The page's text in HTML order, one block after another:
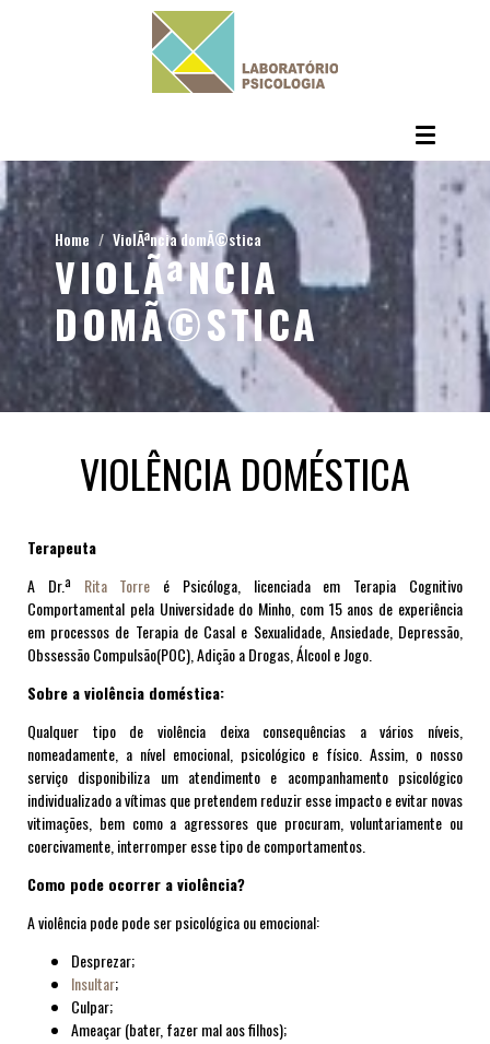
Home ViolÃªncia domÃ©stica
VIOLÃªNCIA
DOMÃ©STICA
VIOLÊNCIA DOMÉSTICA
Terapeuta
A Dr.ª Rita Torre é Psicóloga, licenciada em Terapia Cognitivo
Comportamental pela Universidade do Minho, com 15 anos de experiência
em processos de Terapia de Casal e Sexualidade, Ansiedade, Depressão,
Obssessão Compulsão(POC), Adição a Drogas, Álcool e Jogo.
Sobre a violência doméstica:
Qualquer tipo de violência deixa consequências a vários níveis,
nomeadamente, a nível emocional, psicológico e físico.Assim, o nosso
serviço disponibiliza um atendimento e acompanhamento psicológico
individualizado a vítimas que pretendem reduzir esse impacto e evitar novas
vitimações, bem como a agressores que procuram, voluntariamente ou
coercivamente, interromper esse tipo de comportamentos.
Como pode ocorrer a violência?
A violência pode pode ser psicológica ou emocional:
Desprezar;
Insultar;
Culpar;
Ameaçar (bater, fazer mal aos filhos);